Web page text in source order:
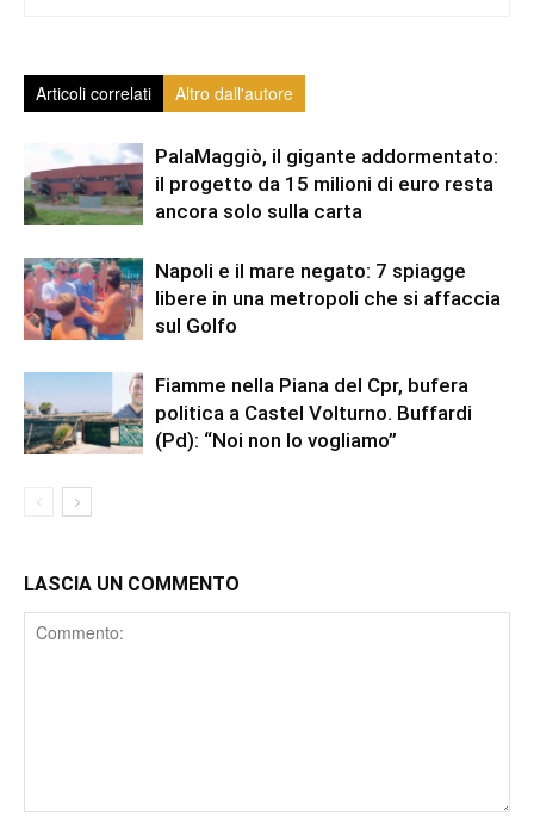
Articoli correlati Altro dall'autore
PalaMaggiò, il gigante addormentato:
il progetto da 15 milioni di euro resta
ancora solo sulla carta
Napoli e il mare negato: 7 spiagge
libere in una metropoli che si affaccia
sul Golfo
Fiamme nella Piana del Cpr, bufera
politica a Castel Volturno. Buffardi
(Pd): “Noi non lo vogliamo”
LASCIA UN COMMENTO
Comment